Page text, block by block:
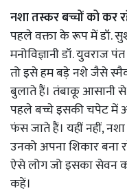
नशा तस्कर बच्चों को कर
पहले वक्ता के रूप में डॉ.
मनोविज्ञानी डॉ. युवराज
तो इसे हम बड़े नशे जैसे
बुलाते हैं। तंबाकू आसानी
पहले बच्चे इसकी चपेट
फंस जाते हैं। यहीं नहीं,
उनको अपना शिकार बना
ऐसे लोग जो इसका सेवन
कहें।